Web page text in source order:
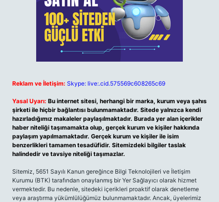
Reklam ve İletişim: Skype: live:.cid.575569c608265c69
Yasal Uyarı: Bu internet sitesi, herhangi bir marka, kurum veya şahıs
şirketi ile hiçbir bağlantısı bulunmamaktadır. Sitede yalnızca kendi
hazırladığımız makaleler paylaşılmaktadır. Burada yer alan içerikler
haber niteliği taşımamakta olup, gerçek kurum ve kişiler hakkında
paylaşım yapılmamaktadır. Gerçek kurum ve kişiler ile isim
benzerlikleri tamamen tesadüfidir. Sitemizdeki bilgiler taslak
halindedir ve tavsiye niteliği taşımazlar.
Sitemiz, 5651 Sayılı Kanun gereğince Bilgi Teknolojileri ve İletişim
Kurumu (BTK) tarafından onaylanmış bir Yer Sağlayıcı olarak hizmet
vermektedir. Bu nedenle, sitedeki içerikleri proaktif olarak denetleme
veya araştırma yükümlülüğümüz bulunmamaktadır. Ancak, üyelerimiz